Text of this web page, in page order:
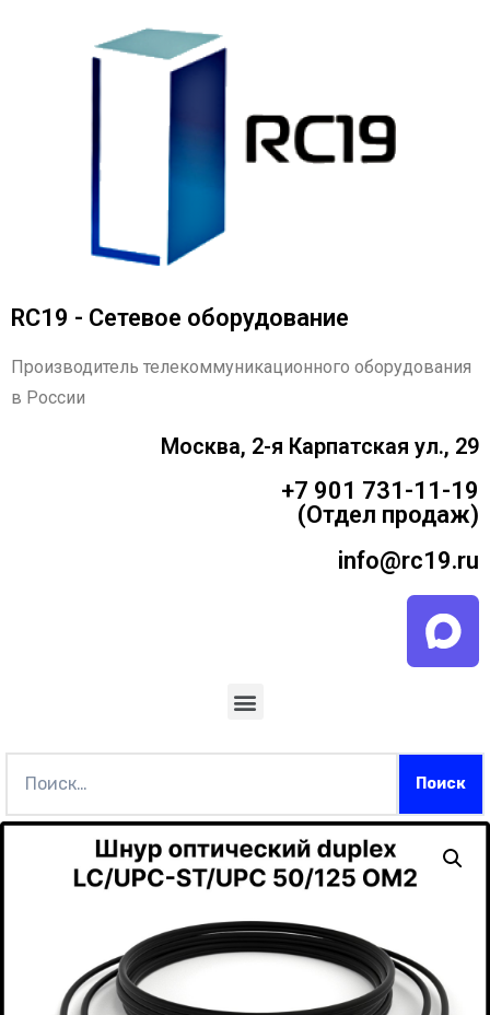
RC19 - Сетевое оборудование
Производитель телекоммуникационного оборудования
в России
Москва, 2-я Карпатская ул., 29
+7 901 731-11-19
(Отдел продаж)
info@rc19.ru